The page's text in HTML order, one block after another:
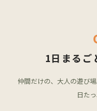
1日まるご
仲間だけの、大人の遊び
日たっ